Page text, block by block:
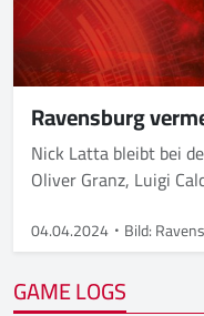
Ravensburg
Nick Latta bleibt bei
Oliver Granz, Luigi
04.04.2024 Bild:
GAME LOGS